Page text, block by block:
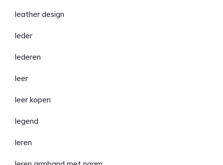
leather design
leder
lederen
leer
leer kopen
legend
leren